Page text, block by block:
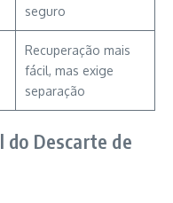
seguro
Recuperação mais
fácil, mas exige
separação
do Descarte de